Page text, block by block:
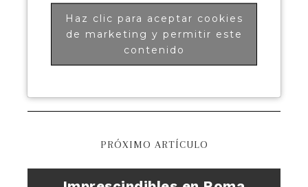
Haz clic para aceptar cookies
de marketing y permitir este
contenido
PRÓXIMO ARTÍCULO